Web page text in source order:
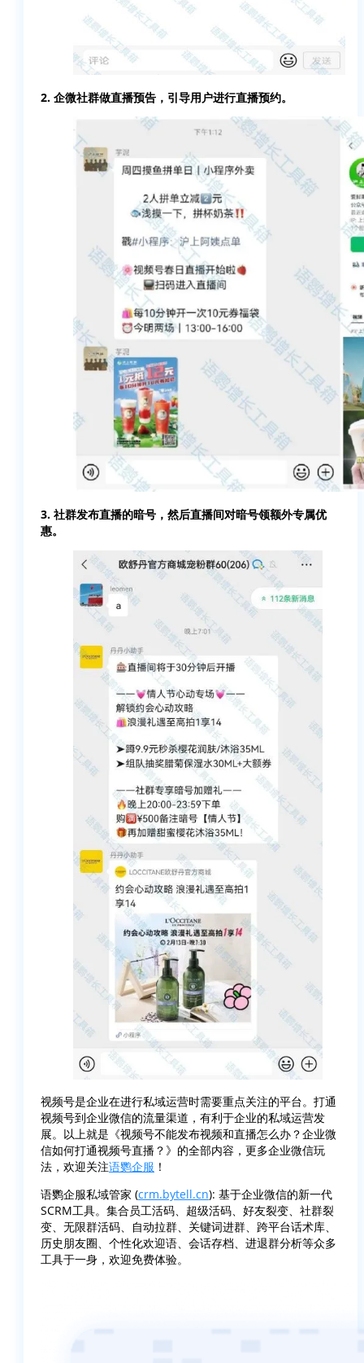
2. 企微社群做直播预告，引导用户进行直播预约。
3. 社群发布直播的暗号，然后直播间对暗号领额外专属优
惠。
视频号是企业在进行私域运营时需要重点关注的平台。打通
视频号到企业微信的流量渠道，有利于企业的私域运营发
展。以上就是《视频号不能发布视频和直播怎么办？企业微
信如何打通视频号直播？》的全部内容，更多企业微信玩
法，欢迎关注语鹦企服 ！
语鹦企服私域管家 (crm.bytell.cn): 基于企业微信的新一代
SCRM工具。集合员工活码、超级活码、好友裂变、社群裂
变、无限群活码、自动拉群、关键词进群、跨平台话术库、
历史朋友圈、个性化欢迎语、会话存档、进退群分析等众多
工具于一身，欢迎免费体验。